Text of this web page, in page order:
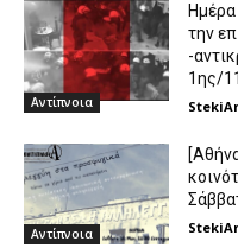
Αντίπνοια
την
-
1ης/
Αντίπνοια